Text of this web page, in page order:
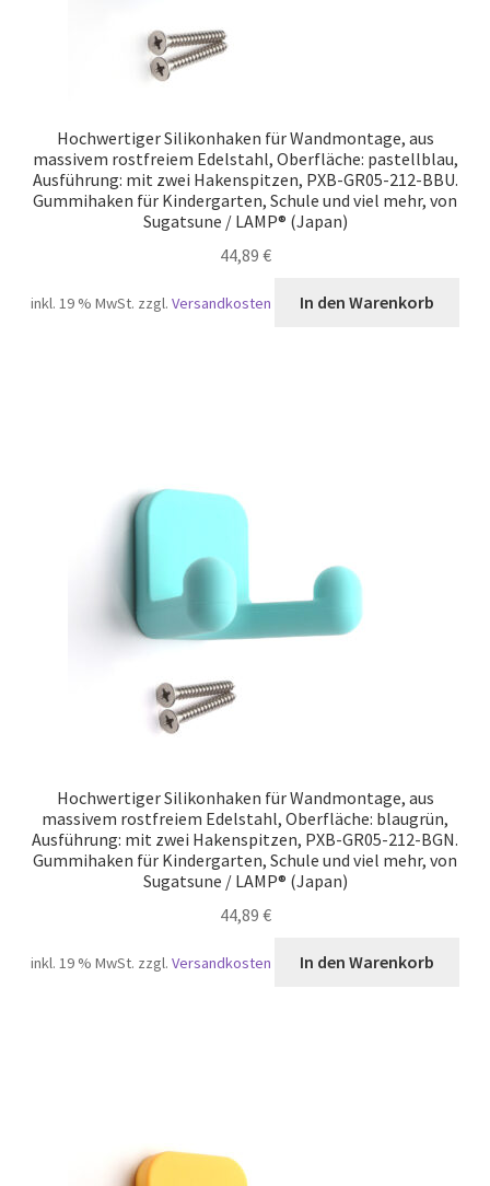
Hochwertiger Silikonhaken für Wandmontage, aus
massivem rostfreiem Edelstahl, Oberfläche: pastellblau,
Ausführung: mit zwei Hakenspitzen, PXB-GR05-212-BBU.
Gummihaken für Kindergarten, Schule und viel mehr, von
Sugatsune / LAMP® (Japan)
44,89 €
inkl. 19 % MwSt. zzgl.Versandkosten In den Warenkorb
Hochwertiger Silikonhaken für Wandmontage, aus
massivem rostfreiem Edelstahl, Oberfläche: blaugrün,
Ausführung: mit zwei Hakenspitzen, PXB-GR05-212-BGN.
Gummihaken für Kindergarten, Schule und viel mehr, von
Sugatsune / LAMP® (Japan)
44,89 €
inkl. 19 % MwSt. zzgl.Versandkosten In den Warenkorb